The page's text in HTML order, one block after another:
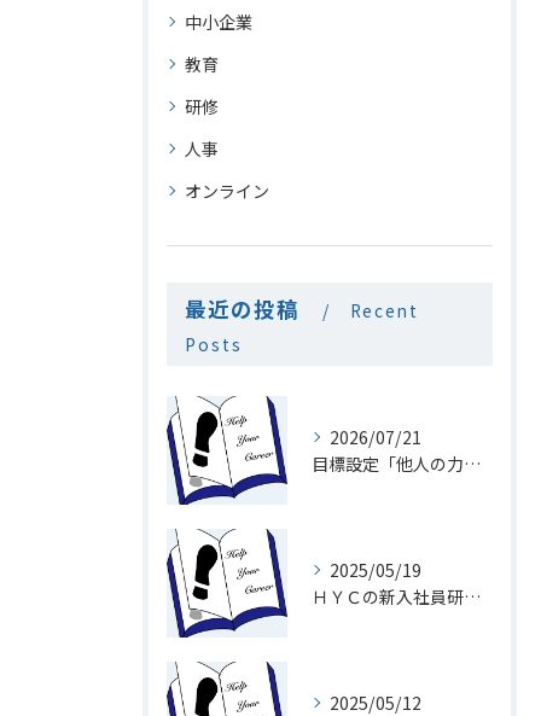
中小企業
教育
研修
人事
オンライン
最近の投稿
Recent
Posts
2026/07/21
目標設定「他人の力を利用」
2025/05/19
ＨＹＣの新入社員研修１９「メール」
2025/05/12